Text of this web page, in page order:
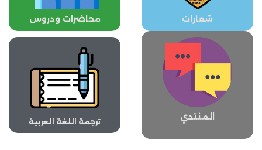
محاضرات ودروس شعارات
ترجمة اللغة العربية المنتدي